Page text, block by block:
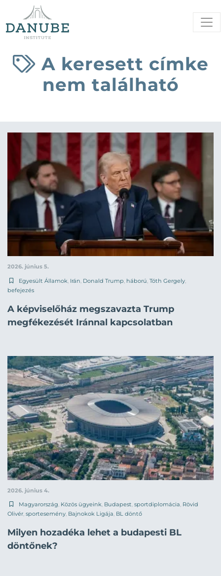
A keresett címke
nem található
2026. június 5.
Egyesült Államok Irán Donald Trump háború Tóth Gergely
befejezés
A képviselőház megszavazta Trump
megfékezését Iránnal kapcsolatban
2026. június 4.
Magyarország Közös ügyeink Budapest sportdiplomácia Rövid
Olivér sportesemény Bajnokok Ligája BL döntő
Milyen hozadéka lehet a budapesti BL
döntőnek?